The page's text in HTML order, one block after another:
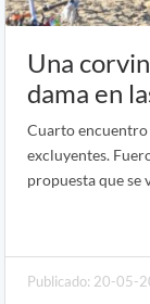
Una
dama en
Cuarto
excluyentes.
propuesta que se
Publicado: 20-05-